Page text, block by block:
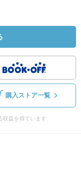
購入ストア一覧
収益を得ています